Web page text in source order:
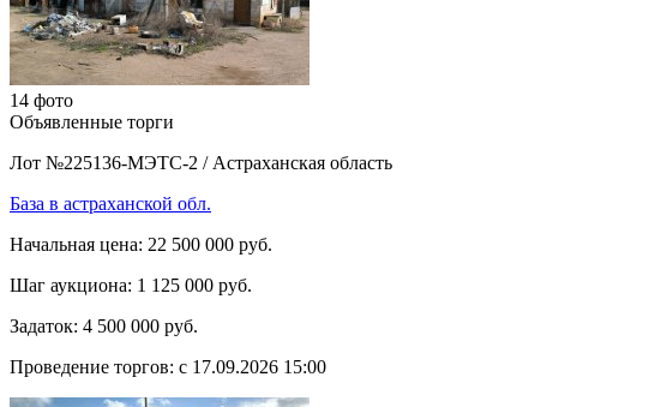
14 фото
Объявленные торги
Лот №225136-МЭТС-2 / Астраханская область
База в астраханской обл.
Начальная цена: 22 500 000 руб.
Шаг аукциона: 1 125 000 руб.
Задаток: 4 500 000 руб.
Проведение торгов: с 17.09.2026 15:00